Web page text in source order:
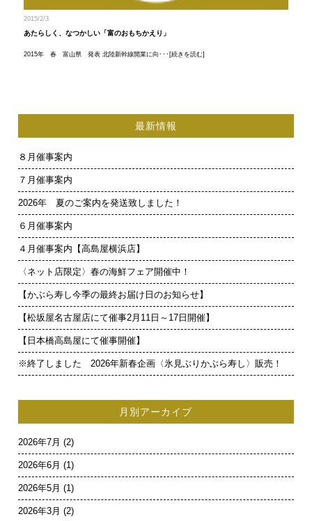
2015/2/3
あたらしく、なつかしい「富のおもちかえり」
2015年 春 富山県 発表 北陸新幹線開業に向･･･[続きを読む]
最新情報
８月催事案内
７月催事案内
2026年 夏のご案内を発送致しました！
６月催事案内
４月催事案内【高島屋横浜店】
〈ネット店限定〉春の海鮮フェア開催中！
【かぶら寿し今季の最終お届け日のお知らせ】
【松坂屋名古屋店にて催事2月11日～17日開催】
【日本橋高島屋にて催事開催】
※終了しました 2026年新春企画〈氷見ぶりかぶら寿し〉販売！
月別アーカイブ
2026年7月 (2)
2026年6月 (1)
2026年5月 (1)
2026年3月 (2)